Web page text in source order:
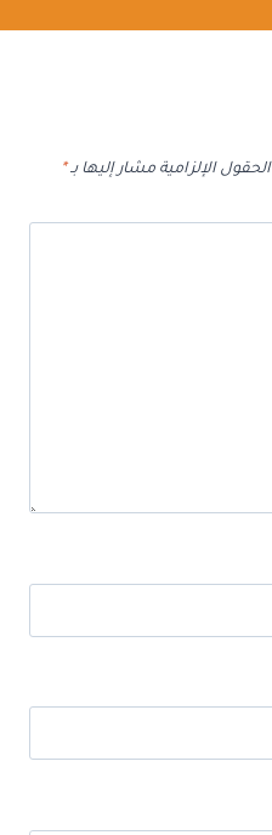
الحقول الإلزامية مشار إليها بـ *